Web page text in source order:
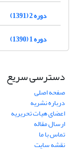
دوره 2 (1391)
دوره 1 (1390)
دسترسی سریع
صفحه اصلی
درباره نشریه
اعضای هیات تحریریه
ارسال مقاله
تماس با ما
نقشه سایت